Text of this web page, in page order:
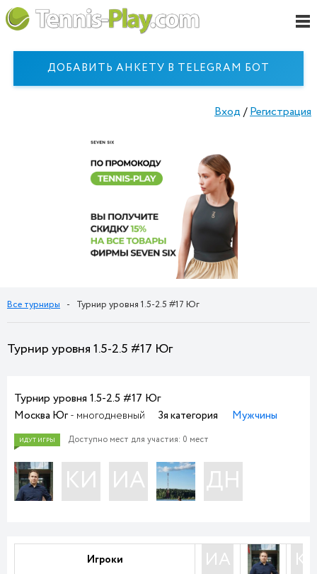
ДОБАВИТЬ АНКЕТУ В TELEGRAM БОТ
Вход /Регистрация
Все турниры - Турнир уровня 1.5-2.5 #17 Юг
Турнир уровня 1.5-2.5 #17 Юг
Турнир уровня 1.5-2.5 #17 Юг
Москва Юг- многодневный 3я категория Мужчины
Доступно мест для участия: 0 мест
КИ ИА ДН
Игроки ИА